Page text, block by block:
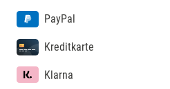
PayPal
Kreditkarte
Klarna
Freiberg
Freiburg